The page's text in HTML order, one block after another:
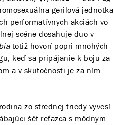
gerilová jednotka
performatívnych akciách vo
scéne dosahuje duo v
totiž hovorí popri mnohých
keď sa pripájanie k boju za
a v skutočnosti je za ním
zo strednej triedy vyvesí
šéf reťazca s módnym